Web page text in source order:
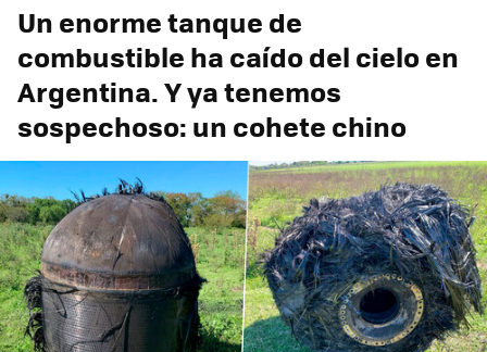
Un enorme tanque de
combustible ha caído del cielo en
Argentina. Y ya tenemos
sospechoso: un cohete chino